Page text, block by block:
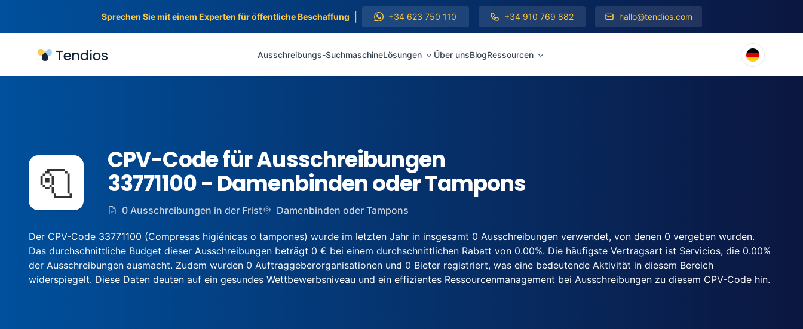
Sprechen Sie mit einem Experten für öffentliche Beschaffung +34 623 750 110 +34 910 769 882 hallo@tendios.com
Tendios Ausschreibungs-SuchmaschineLösungen Über unsBlogRessourcen
🧻
CPV-Code für Ausschreibungen
33771100 - Damenbinden oder Tampons
0 Ausschreibungen in der Frist Damenbinden oder Tampons
Der CPV-Code 33771100 (Compresas higiénicas o tampones) wurde im letzten Jahr in insgesamt 0 Ausschreibungen verwendet, von denen 0 vergeben wurden.
Das durchschnittliche Budget dieser Ausschreibungen beträgt 0 € bei einem durchschnittlichen Rabatt von 0.00%. Die häufigste Vertragsart ist Servicios, die 0.00%
der Ausschreibungen ausmacht. Zudem wurden 0 Auftraggeberorganisationen und 0 Bieter registriert, was eine bedeutende Aktivität in diesem Bereich
widerspiegelt. Diese Daten deuten auf ein gesundes Wettbewerbsniveau und ein effizientes Ressourcenmanagement bei Ausschreibungen zu diesem CPV-Code hin.